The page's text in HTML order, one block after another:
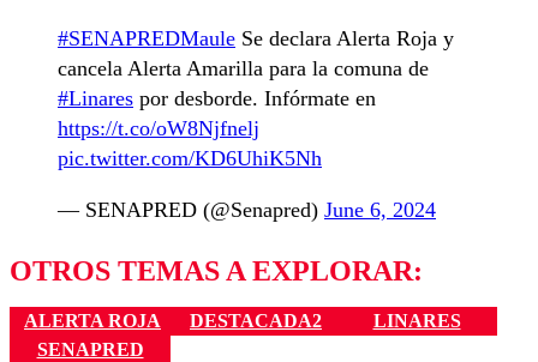
#SENAPREDMaule Se declara Alerta Roja y
cancela Alerta Amarilla para la comuna de
#Linares por desborde. Infórmate en
https://t.co/oW8Njfnelj
pic.twitter.com/KD6UhiK5Nh
— SENAPRED (@Senapred) June 6, 2024
OTROS TEMAS A EXPLORAR:
ALERTA ROJA DESTACADA2
LINARES
SENAPRED